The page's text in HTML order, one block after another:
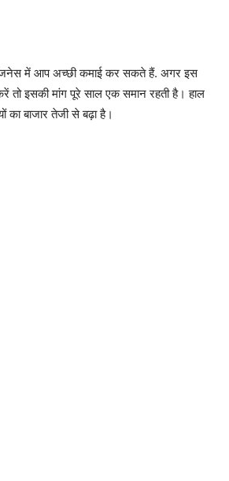
बिजनेस में आप अच्छी कमाई कर सकते हैं. अगर इस
तो इसकी मांग पूरे साल एक समान रहती है। हाल
का बाजार तेजी से बढ़ा है।